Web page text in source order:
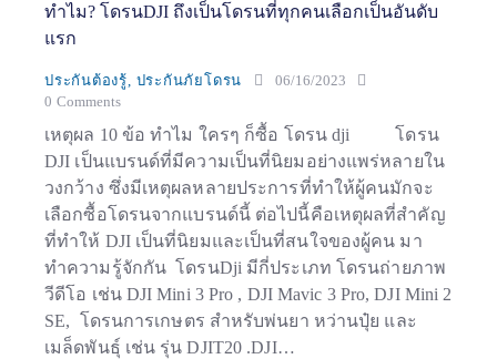
ทำไม? โดรนDJI ถึงเป็นโดรนที่ทุกคนเลือกเป็นอันดับ
แรก
ประกันต้องรู้ ประกันภัยโดรน
06/16/2023
0 Comments
เหตุผล 10 ข้อ ทำไม ใครๆ ก็ซื้อ โดรน dji โดรน
DJI เป็นแบรนด์ที่มีความเป็นที่นิยมอย่างแพร่หลายใน
วงกว้าง ซึ่งมีเหตุผลหลายประการที่ทำให้ผู้คนมักจะ
เลือกซื้อโดรนจากแบรนด์นี้ ต่อไปนี้คือเหตุผลที่สำคัญ
ที่ทำให้ DJI เป็นที่นิยมและเป็นที่สนใจของผู้คน มา
ทำความรู้จักกัน โดรนDji มีกี่ประเภท โดรนถ่ายภาพ
วีดีโอ เช่น DJI Mini 3 Pro , DJI Mavic 3 Pro, DJI Mini 2
SE, โดรนการเกษตร สำหรับพ่นยา หว่านปุ๋ย และ
เมล็ดพันธ์ุ เช่น รุ่น DJIT20 .DJI…